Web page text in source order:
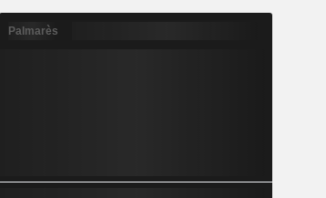
Palmarès